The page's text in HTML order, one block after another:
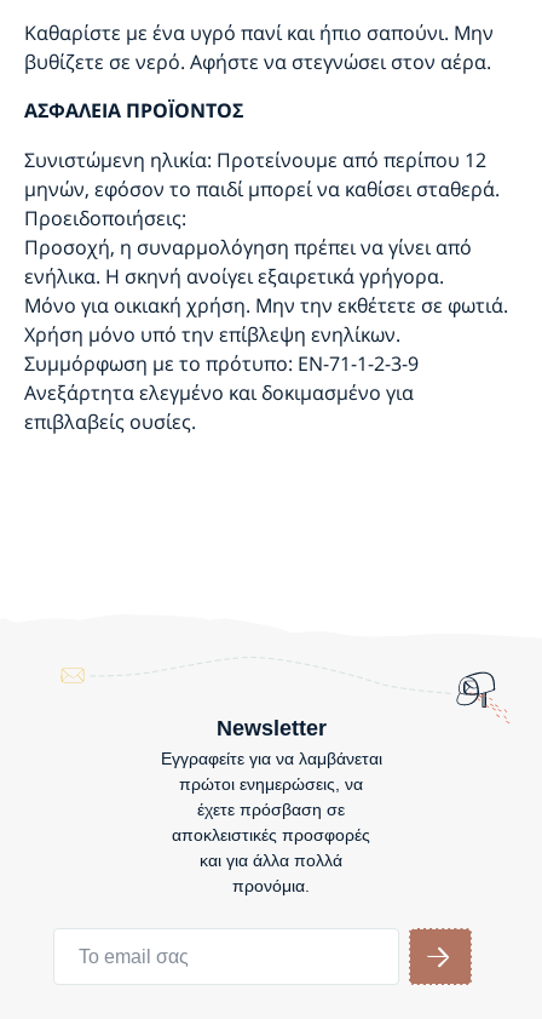
Καθαρίστε με ένα υγρό πανί και ήπιο σαπούνι. Μην
βυθίζετε σε νερό. Αφήστε να στεγνώσει στον αέρα.
ΑΣΦΑΛΕΙΑ ΠΡΟΪΟΝΤΟΣ
Συνιστώμενη ηλικία: Προτείνουμε από περίπου 12
μηνών, εφόσον το παιδί μπορεί να καθίσει σταθερά.
Προειδοποιήσεις:
Προσοχή, η συναρμολόγηση πρέπει να γίνει από
ενήλικα. Η σκηνή ανοίγει εξαιρετικά γρήγορα.
Μόνο για οικιακή χρήση. Μην την εκθέτετε σε φωτιά.
Χρήση μόνο υπό την επίβλεψη ενηλίκων.
Συμμόρφωση με το πρότυπο: EN-71-1-2-3-9
Ανεξάρτητα ελεγμένο και δοκιμασμένο για
επιβλαβείς ουσίες.
Newsletter
Εγγραφείτε για να λαμβάνεται
πρώτοι ενημερώσεις, να
έχετε πρόσβαση σε
αποκλειστικές προσφορές
και για άλλα πολλά
προνόμια.